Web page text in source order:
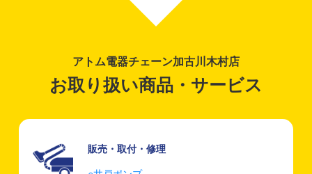
アトム電器チェーン加古川木村店
お取り扱い商品・ サービス
販売・取付・修理